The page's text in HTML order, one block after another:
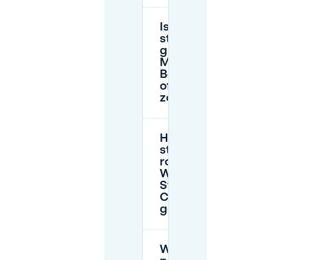
Is
straatparkeren
gratis bij
Matrix Club
Berlin 's nachts
of op
zondagen?
Hoeveel kost
straatparkeren
rond
Warschauer
Straße (Matrix
Club Berlin
gebied)?
Wat zijn de